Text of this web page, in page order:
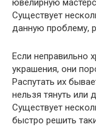
ювелирную
Существует
данную проблему,
Если неправильно
украшения, они
Распутать их
нельзя тянуть или
Существует
быстро решить